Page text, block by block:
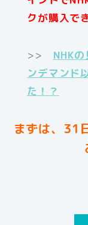
クが購入で
>> NHK
ンデマンド
た！？
まずは、31